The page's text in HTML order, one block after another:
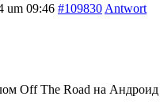
um 09:46 #109830 Antwort
Off The Road на Андроид